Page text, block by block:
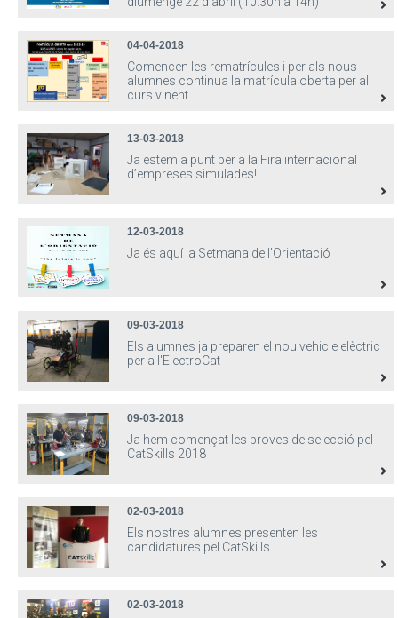
04-04-2018
Comencen les rematrícules i per als nous
alumnes continua la matrícula oberta per al
curs vinent
13-03-2018
Ja estem a punt per a la Fira internacional
d’empreses simulades!
12-03-2018
Ja és aquí la Setmana de l'Orientació
09-03-2018
Els alumnes ja preparen el nou vehicle elèctric
per a l'ElectroCat
09-03-2018
Ja hem començat les proves de selecció pel
CatSkills 2018
02-03-2018
Els nostres alumnes presenten les
candidatures pel CatSkills
02-03-2018